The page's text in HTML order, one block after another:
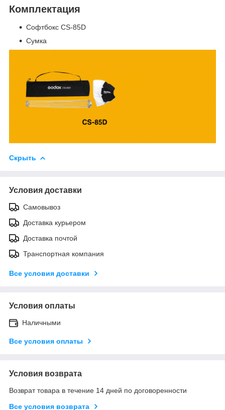
Комплектация
Софтбокс CS-85D
Сумка
Скрыть
Условия доставки
Самовывоз
Доставка курьером
Доставка почтой
Транспортная компания
Все условия доставки
Условия оплаты
Наличными
Все условия оплаты
Условия возврата
Возврат товара в течение 14 дней по договоренности
Все условия возврата